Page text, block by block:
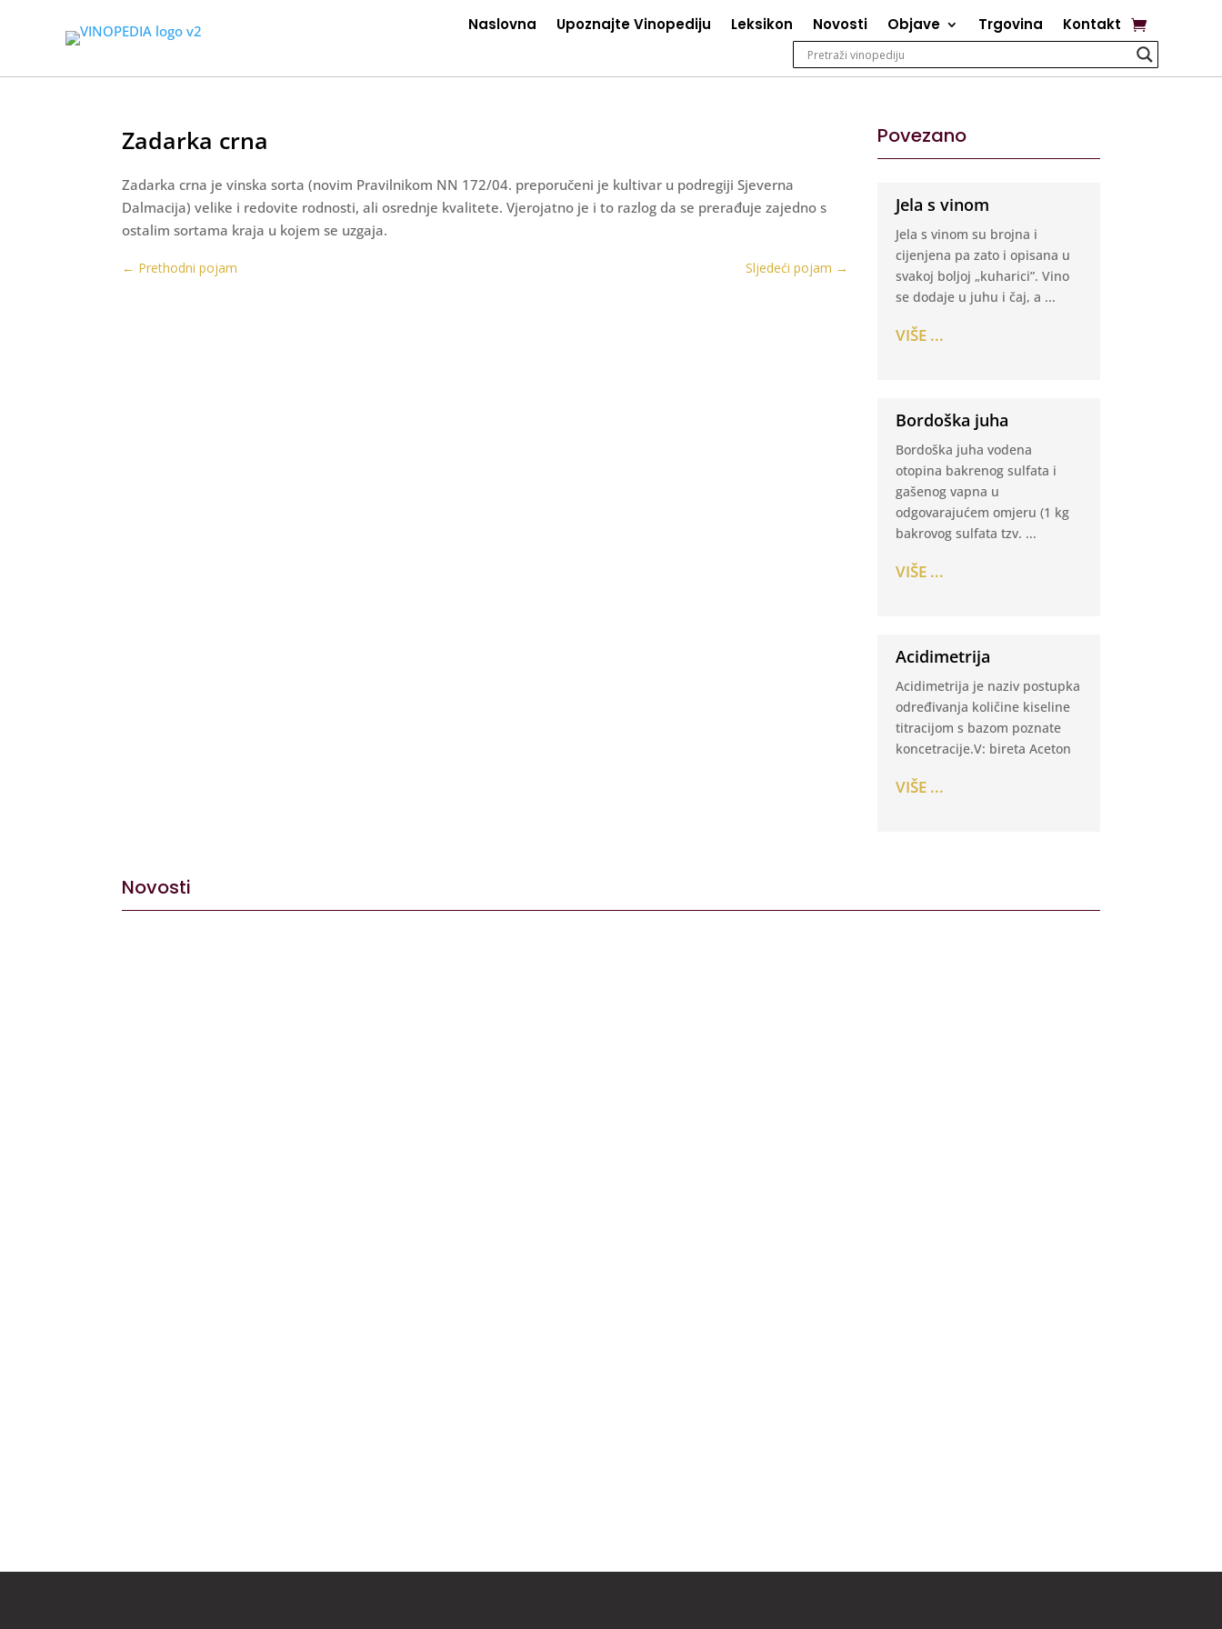
Naslovna Upoznajte Vinopediju Leksikon Novosti Objave Trgovina Kontakt
Zadarka crna
Zadarka crna je vinska sorta (novim Pravilnikom NN 172/04. preporučeni je kultivar u podregiji Sjeverna
Dalmacija) velike i redovite rodnosti, ali osrednje kvalitete. Vjerojatno je i to razlog da se prerađuje zajedno s
ostalim sortama kraja u kojem se uzgaja.
← Prethodni pojam Sljedeći pojam →
Povezano
Jela s vinom
Jela s vinom su brojna i
cijenjena pa zato i opisana u
svakoj boljoj „kuharici”. Vino
se dodaje u juhu i čaj, a ...
VIŠE ...
Bordoška juha
Bordoška juha vodena
otopina bakrenog sulfata i
gašenog vapna u
odgovarajućem omjeru (1 kg
bakrovog sulfata tzv. ...
VIŠE ...
Acidimetrija
Acidimetrija je naziv postupka
određivanja količine kiseline
titracijom s bazom poznate
koncetracije.V: bireta Aceton
VIŠE ...
Novosti